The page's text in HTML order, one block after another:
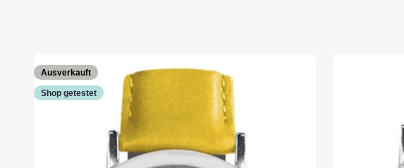
Ausverkauft
Shop getestet